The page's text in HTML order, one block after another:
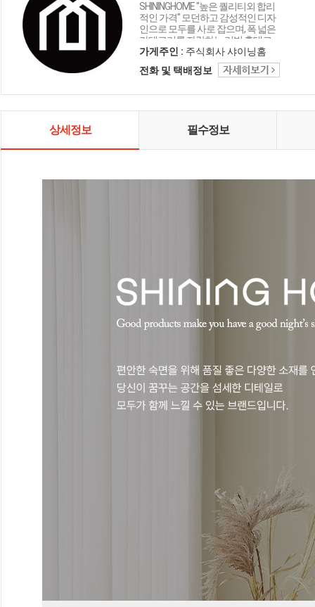
SHININGHOME "높은 퀄리티외 합리
적인 가격" 모던하고 감성적인 디자
인으로 모두를 사로 잡으며, 폭 넓은
카테고리를 자랑하는 리빙 홈데코
인테리어 샤이닝홈입니다.
가게주인 : 주식회사 샤이닝홈
전화 및 택배정보
상세정보 필수정보